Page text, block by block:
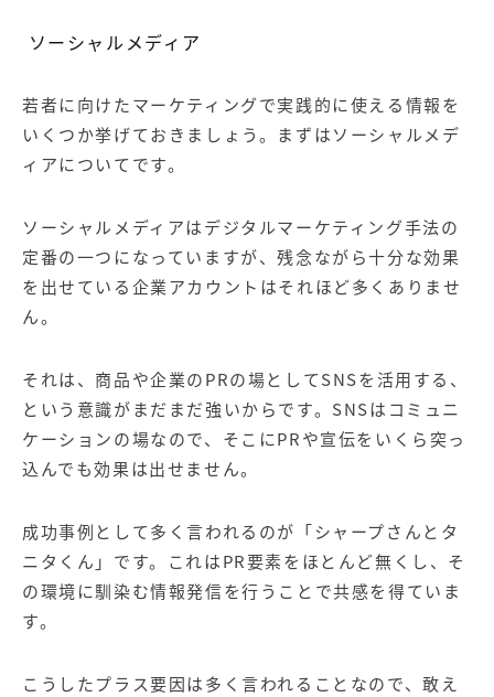
ソーシャルメディア
若者に向けたマーケティングで実践的に使える情報を
いくつか挙げておきましょう。まずはソーシャルメデ
ィアについてです。
ソーシャルメディアはデジタルマーケティング手法の
定番の一つになっていますが、残念ながら十分な効果
を出せている企業アカウントはそれほど多くありませ
ん。
それは、商品や企業のPRの場としてSNSを活用する、
という意識がまだまだ強いからです。SNSはコミュニ
ケーションの場なので、そこにPRや宣伝をいくら突っ
込んでも効果は出せません。
成功事例として多く言われるのが「シャープさんとタ
ニタくん」です。これはPR要素をほとんど無くし、そ
の環境に馴染む情報発信を行うことで共感を得ていま
す。
こうしたプラス要因は多く言われることなので、敢え